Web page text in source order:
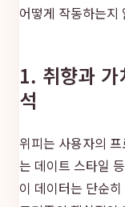
어떻게 작동하는지
1. 취향과 가
석
위피는 사용자의
는 데이트 스타일
이 데이터는 단순